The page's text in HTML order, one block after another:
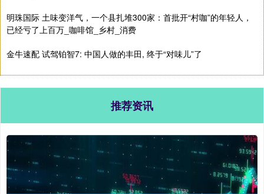
明珠国际 土味变洋气，一个县扎堆300家：首批开“村咖”的年轻人，
已经亏了上百万_咖啡馆_乡村_消费
金牛速配 试驾铂智7: 中国人做的丰田, 终于“对味儿”了
推荐资讯